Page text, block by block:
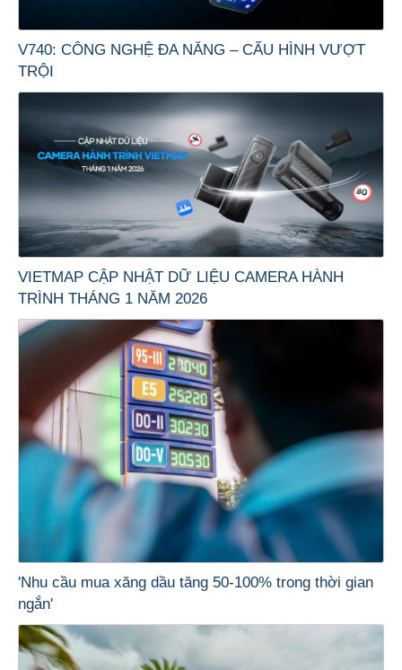
V740: CÔNG NGHỆ ĐA NĂNG – CẤU HÌNH VƯỢT
TRỘI
VIETMAP CẬP NHẬT DỮ LIỆU CAMERA HÀNH
TRÌNH THÁNG 1 NĂM 2026
'Nhu cầu mua xăng dầu tăng 50-100% trong thời gian
ngắn'